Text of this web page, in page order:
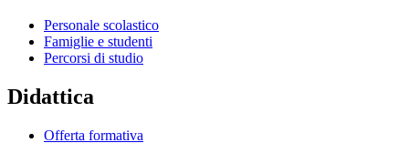
Personale scolastico
Famiglie e studenti
Percorsi di studio
Didattica
Offerta formativa